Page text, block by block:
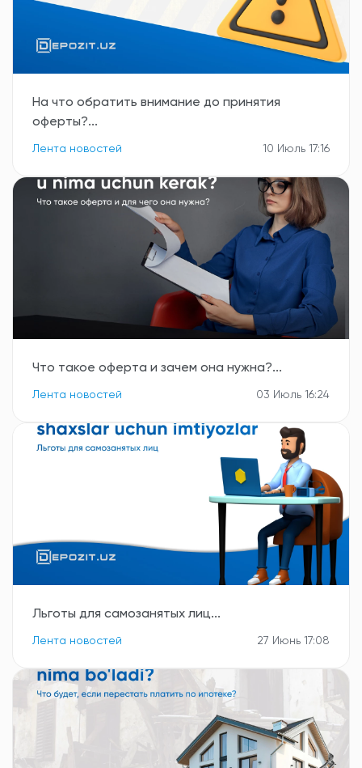
На что обратить внимание до принятия
оферты?...
Лента новостей 10 Июль 17:16
Что такое оферта и зачем она нужна?...
Лента новостей 03 Июль 16:24
Льготы для самозанятых лиц...
Лента новостей 27 Июнь 17:08